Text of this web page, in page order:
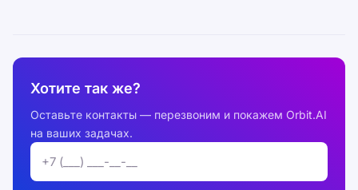
Хотите так же?
Оставьте контакты — перезвоним и покажем Orbit.AI
на ваших задачах.